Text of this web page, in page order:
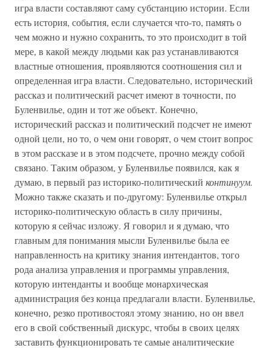
игра власти составляют саму субстанцию истории. Если
есть история, события, если случается что-то, память о
чем можно и нужно сохранить, то это происходит в той
мере, в какой между людьми как раз устанавливаются
властные отношения, проявляются соотношения сил и
определенная игра власти. Следовательно, исторический
рассказ и политический расчет имеют в точности, по
Буленвилье, один и тот же объект. Конечно,
исторический рассказ и политический подсчет не имеют
одной цели, но то, о чем они говорят, о чем стоит вопрос
в этом рассказе и в этом подсчете, прочно между собой
связано. Таким образом, у Буленвилье появился, как я
думаю, в первый раз историко-политический континуум.
Можно также сказать и по-другому: Буленвилье открыл
историко-политическую область в силу причины,
которую я сейчас изложу. Я говорил и я думаю, что
главным для понимания мысли Буленвилье была ее
направленность на критику знания интендантов, того
рода анализа управления и программы управления,
которую интенданты и вообще монархическая
администрация без конца предлагали власти. Буленвилье,
конечно, резко противостоял этому знанию, но он ввел
его в свой собственный дискурс, чтобы в своих целях
заставить функционировать те самые аналитические